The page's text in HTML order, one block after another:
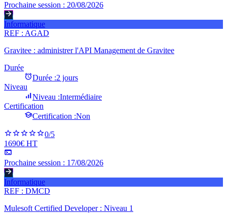
Prochaine session : 20/08/2026
Informatique
REF : AGAD
Gravitee : administrer l'API Management de Gravitee
Durée
Durée :2 jours
Niveau
Niveau :Intermédiaire
Certification
Certification :Non
0/5
1690€ HT
Prochaine session : 17/08/2026
Informatique
REF : DMCD
Mulesoft Certified Developer : Niveau 1